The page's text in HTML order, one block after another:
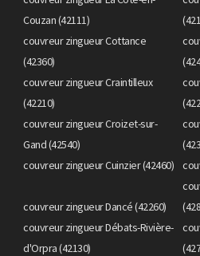
Couzan (42111)
couvreur zingueur Cottance
(42360)
couvreur zingueur Craintilleux
(42210)
couvreur zingueur Croizet-sur-
Gand (42540)
couvreur zingueur Cuinzier (42460)
couvreur zingueur Dancé (42260)
couvreur zingueur Débats-Rivière-
d'Orpra (42130)